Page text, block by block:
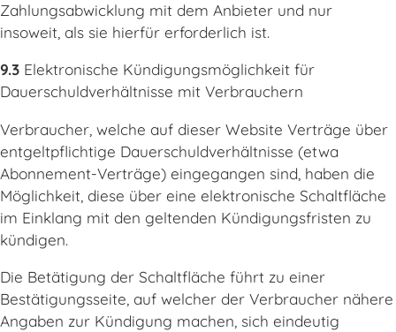
Zahlungsabwicklung mit dem Anbieter und nur
insoweit, als sie hierfür erforderlich ist.
9.3 Elektronische Kündigungsmöglichkeit für
Dauerschuldverhältnisse mit Verbrauchern
Verbraucher, welche auf dieser Website Verträge über
entgeltpflichtige Dauerschuldverhältnisse (etwa
Abonnement-Verträge) eingegangen sind, haben die
Möglichkeit, diese über eine elektronische Schaltfläche
im Einklang mit den geltenden Kündigungsfristen zu
kündigen.
Die Betätigung der Schaltfläche führt zu einer
Bestätigungsseite, auf welcher der Verbraucher nähere
Angaben zur Kündigung machen, sich eindeutig